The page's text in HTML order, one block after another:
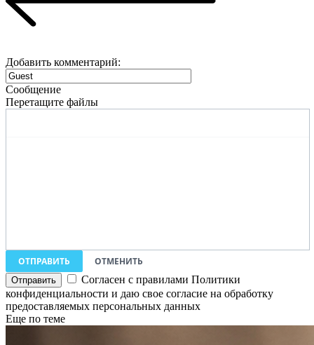
Добавить комментарий:
Сообщение
Перетащите файлы
ОТПРАВИТЬ
ОТМЕНИТЬ
Согласен с правилами Политики
конфиденциальности и даю свое согласие на обработку
предоставляемых персональных данных
Еще по теме